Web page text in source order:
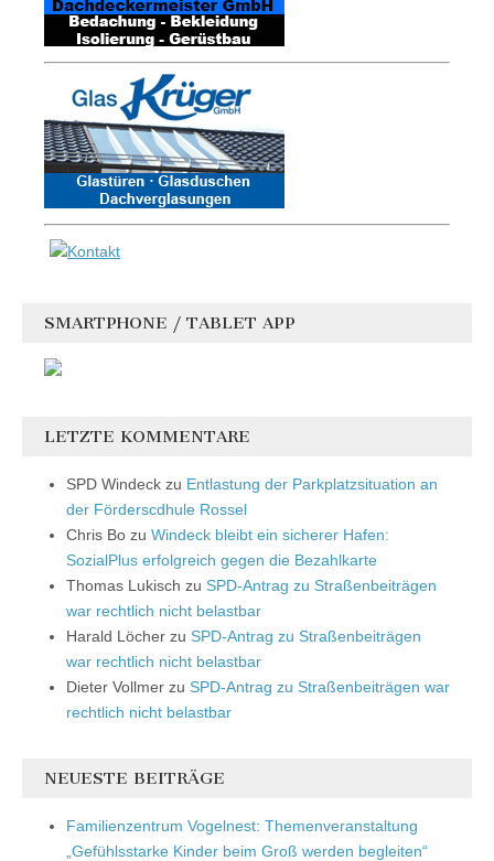
SMARTPHONE / TABLET APP
LETZTE KOMMENTARE
SPD Windeck zu Entlastung der Parkplatzsituation an
der Förderscdhule Rossel
Chris Bo zu Windeck bleibt ein sicherer Hafen:
SozialPlus erfolgreich gegen die Bezahlkarte
Thomas Lukisch zu SPD-Antrag zu Straßenbeiträgen
war rechtlich nicht belastbar
Harald Löcher zu SPD-Antrag zu Straßenbeiträgen
war rechtlich nicht belastbar
Dieter Vollmer zu SPD-Antrag zu Straßenbeiträgen war
rechtlich nicht belastbar
NEUESTE BEITRÄGE
Familienzentrum Vogelnest: Themenveranstaltung
„Gefühlsstarke Kinder beim Groß werden begleiten“